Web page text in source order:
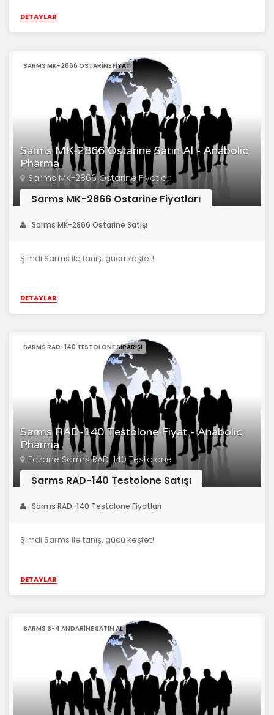
DETAYLAR
Sarms MK-2866 Ostarine Satın Al - Anabolic
Pharma
SARMS MK-2866 OSTARINE FIYAT
Sarms MK-2866 Ostarine Fiyatları
Sarms MK-2866 Ostarine Fiyatları
Sarms MK-2866 Ostarine Satışı
Şimdi Sarms ile tanış, gücü keşfet!
DETAYLAR
Sarms RAD-140 Testolone Fiyat - Anabolic
Pharma
SARMS RAD-140 TESTOLONE SIPARIŞI
Eczane Sarms RAD-140 Testolone
Sarms RAD-140 Testolone Satışı
Sarms RAD-140 Testolone Fiyatları
Şimdi Sarms ile tanış, gücü keşfet!
DETAYLAR
SARMS S-4 ANDARINE SATIN AL